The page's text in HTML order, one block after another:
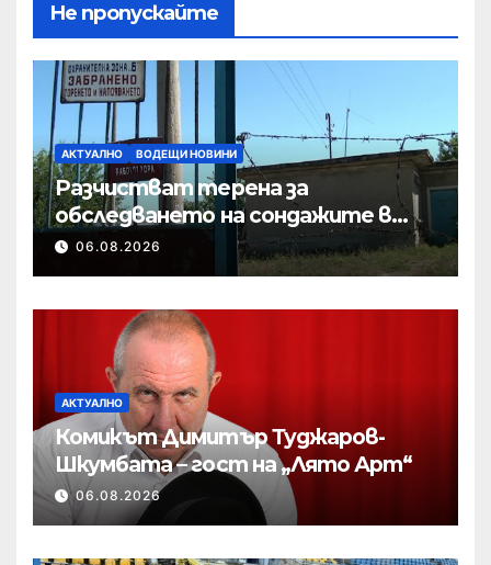
Не пропускайте
АКТУАЛНО ВОДЕЩИ НОВИНИ
Разчистват терена за
обследването на сондажите в
„Мътница“
06.08.2026
АКТУАЛНО
Комикът Димитър Туджаров-
Шкумбата – гост на „Лято Арт“
06.08.2026